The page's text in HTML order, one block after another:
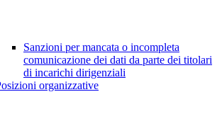
Sanzioni per mancata o incompleta
comunicazione dei dati da parte dei titolari
di incarichi dirigenziali
organizzative